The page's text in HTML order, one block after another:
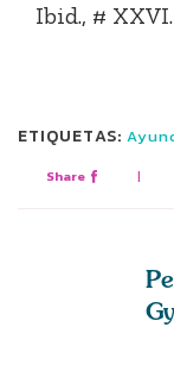
Ibid., # XXVI.
ETIQUETAS:
Share |